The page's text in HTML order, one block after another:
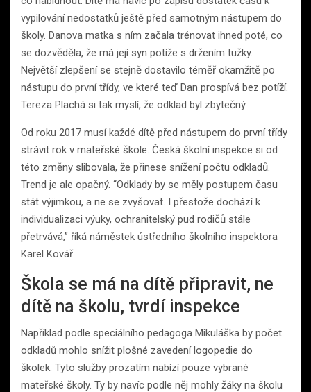
vypilování nedostatků ještě před samotným nástupem do
školy. Danova matka s ním začala trénovat ihned poté, co
se dozvěděla, že má její syn potíže s držením tužky.
Největší zlepšení se stejně dostavilo téměř okamžitě po
nástupu do první třídy, ve které teď Dan prospívá bez potíží.
Tereza Plachá si tak myslí, že odklad byl zbytečný.
Od roku 2017 musí každé dítě před nástupem do první třídy
strávit rok v mateřské škole. Česká školní inspekce si od
této změny slibovala, že přinese snížení počtu odkladů.
Trend je ale opačný. “Odklady by se měly postupem času
stát výjimkou, a ne se zvyšovat. I přestože dochází k
individualizaci výuky, ochranitelský pud rodičů stále
přetrvává,” říká náměstek ústředního školního inspektora
Karel Kovář.
Škola se má na dítě připravit, ne
dítě na školu, tvrdí inspekce
Například podle speciálního pedagoga Mikuláška by počet
odkladů mohlo snížit plošné zavedení logopedie do
školek. Tyto služby prozatím nabízí pouze vybrané
mateřské školy. Ty by navíc podle něj mohly žáky na školu